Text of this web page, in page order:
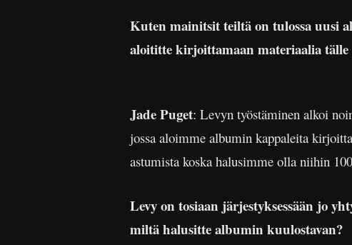
Kuten mainitsit teiltä on tulossa uusi
aloititte kirjoittamaan materiaalia
Jade Puget: Levyn työstäminen alkoi
jossa aloimme albumin kappaleita
astumista koska halusimme olla niihin
Levy on tosiaan järjestyksessään jo
miltä halusitte albumin kuulostavan?